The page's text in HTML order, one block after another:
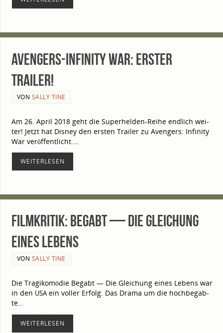
Avengers-Infinity War: Ers­ter
Trailer!
VON SALLY TINE
Am 26. April 2018 geht die Superhelden-Reihe end­lich wei­
ter! Jetzt hat Dis­ney den ers­ten Trai­ler zu Aven­gers: Infi­ni­ty
War ver­öf­fent­licht.…
WEI­TER­LE­SEN
Film­kri­tik: Begabt — Die Glei­chung
eines Lebens
VON SALLY TINE
Die Tra­gi­ko­mö­die Begabt — Die Glei­chung eines Lebens war
in den USAein vol­ler Erfolg. Das Dra­ma um die hoch­be­gab­
te…
WEI­TER­LE­SEN